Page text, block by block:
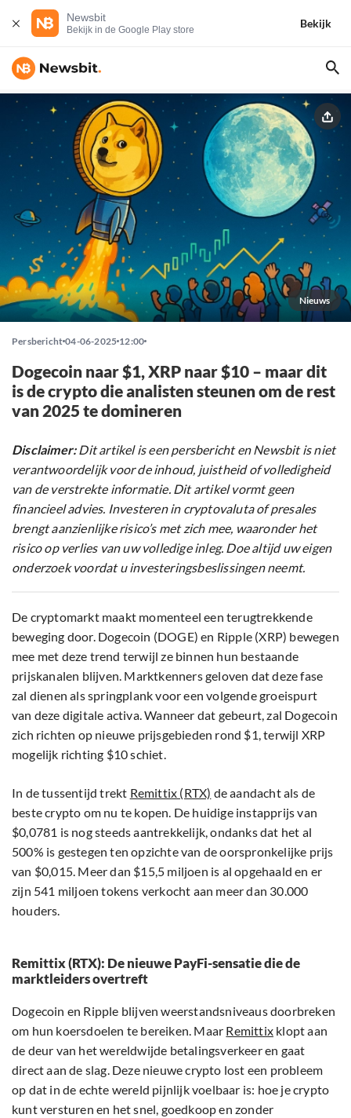
Newsbit
Bekijk in de Google Play store
Bekijk
Nieuws
Persbericht 04-06-2025 12:00
Dogecoin naar $1, XRP naar $10 – maar dit
is de crypto die analisten steunen om de rest
van 2025 te domineren
Disclaimer:Dit artikel is een persbericht en Newsbit is niet
verantwoordelijk voor de inhoud, juistheid of volledigheid
van de verstrekte informatie. Dit artikel vormt geen
financieel advies. Investeren in cryptovaluta of presales
brengt aanzienlijke risico’s met zich mee, waaronder het
risico op verlies van uw volledige inleg. Doe altijd uw eigen
onderzoek voordat u investeringsbeslissingen neemt.
De cryptomarkt maakt momenteel een terugtrekkende
beweging door. Dogecoin (DOGE) en Ripple (XRP) bewegen
mee met deze trend terwijl ze binnen hun bestaande
prijskanalen blijven. Marktkenners geloven dat deze fase
zal dienen als springplank voor een volgende groeispurt
van deze digitale activa. Wanneer dat gebeurt, zal Dogecoin
zich richten op nieuwe prijsgebieden rond $1, terwijl XRP
mogelijk richting $10 schiet.
In de tussentijd trekt Remittix (RTX) de aandacht als de
beste crypto om nu te kopen. De huidige instapprijs van
$0,0781 is nog steeds aantrekkelijk, ondanks dat het al
500% is gestegen ten opzichte van de oorspronkelijke prijs
van $0,015. Meer dan $15,5 miljoen is al opgehaald en er
zijn 541 miljoen tokens verkocht aan meer dan 30.000
houders.
Remittix (RTX): De nieuwe PayFi-sensatie die de
marktleiders overtreft
Dogecoin en Ripple blijven weerstandsniveaus doorbreken
om hun koersdoelen te bereiken. Maar Remittix klopt aan
de deur van het wereldwijde betalingsverkeer en gaat
direct aan de slag. Deze nieuwe crypto lost een probleem
op dat in de echte wereld pijnlijk voelbaar is: hoe je crypto
kunt versturen en het snel, goedkoop en zonder